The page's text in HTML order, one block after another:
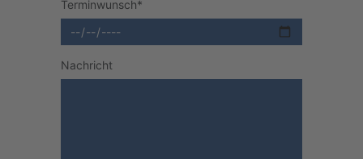
Terminwunsch*
Nachricht